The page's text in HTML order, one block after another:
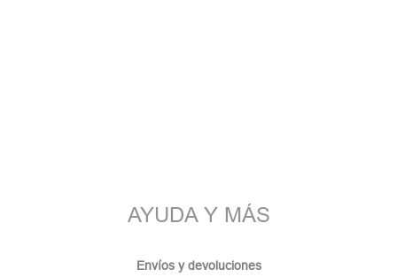
AYUDA Y MÁS
Envíos y devoluciones